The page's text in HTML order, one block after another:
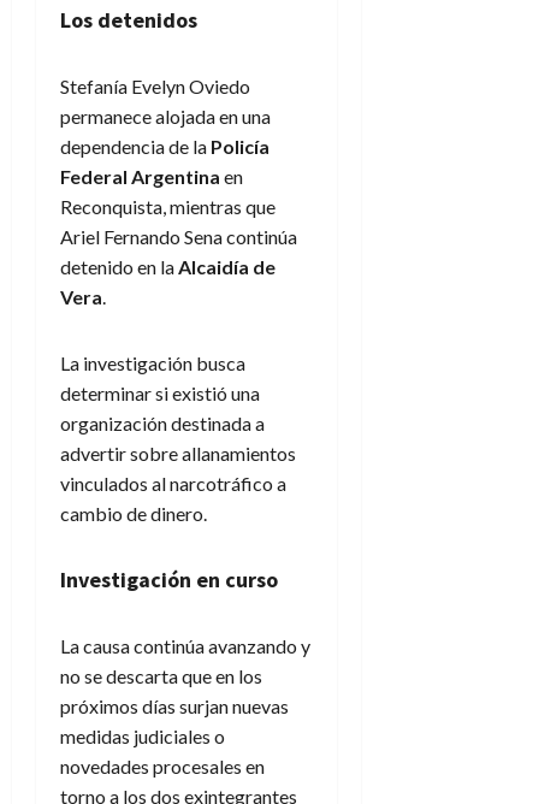
Los detenidos
Stefanía Evelyn Oviedo
permanece alojada en una
dependencia de la Policía
Federal Argentina en
Reconquista, mientras que
Ariel Fernando Sena continúa
detenido en la Alcaidía de
Vera
La investigación busca
determinar si existió una
organización destinada a
advertir sobre allanamientos
vinculados al narcotráfico a
cambio de dinero.
Investigación en curso
La causa continúa avanzando y
no se descarta que en los
próximos días surjan nuevas
medidas judiciales o
novedades procesales en
torno a los dos exintegrantes